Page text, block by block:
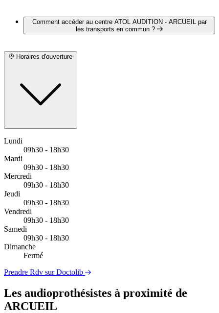
suivantes :
STARKEY FRANCE
Comment accéder au centre ATOL AUDITION - ARCUEIL par
les transports en commun ?
arrêts suivants :
Bus - Grange Ory
Métro - Arcueil-Cachan
Horaires d'ouverture
Lundi
09h30 - 18h30
Mardi
09h30 - 18h30
Mercredi
09h30 - 18h30
Jeudi
09h30 - 18h30
Vendredi
09h30 - 18h30
Samedi
09h30 - 18h30
Dimanche
Fermé
Prendre Rdv sur Doctolib
Les audioprothésistes à proximité de
ARCUEIL